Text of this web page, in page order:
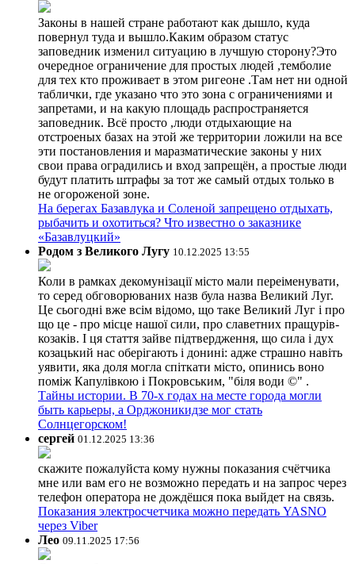
Законы в нашей стране работают как дышло, куда
повернул туда и вышло.Каким образом статус
заповедник изменил ситуацию в лучшую сторону?Это
очередное ограничение для простых людей ,темболие
для тех кто проживает в этом ригеоне .Там нет ни одной
таблички, где указано что это зона с ограничениями и
запретами, и на какую площадь распространяется
заповедник. Всё просто ,люди отдыхающие на
отстроеных базах на этой же территории ложили на все
эти постановления и маразматические законы у них
свои права оградились и вход запрещён, а простые люди
будут платить штрафы за тот же самый отдых только в
не огороженой зоне.
На берегах Базавлука и Соленой запрещено отдыхать,
рыбачить и охотиться? Что известно о заказнике
«Базавлуцкий»
Родом з Великого Лугу 10.12.2025 13:55
Коли в рамках декомунізації місто мали переіменувати,
то серед обговорюваних назв була назва Великий Луг.
Це сьогодні вже всім відомо, що таке Великий Луг і про
що це - про місце нашої сили, про славетних пращурів-
козаків. І ця стаття зайве підтвердження, що сила і дух
козацький нас оберігають і донині: адже страшно навіть
уявити, яка доля могла спіткати місто, опинись воно
поміж Капулівкою і Покровським, "біля води ©" .
Тайны истории. В 70-х годах на месте города могли
быть карьеры, а Орджоникидзе мог стать
Солнцегорском!
сергей 01.12.2025 13:36
скажите пожалуйста кому нужны показания счётчика
мне или вам его не возможно передать и на запрос через
телефон оператора не дождёшся пока выйдет на связь.
Показания электросчетчика можно передать YASNO
через Viber
Лео 09.11.2025 17:56